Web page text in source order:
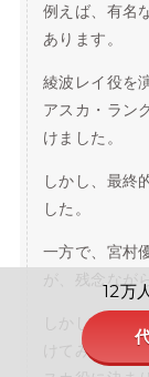
例えば、有名
あります。
綾波レイ役を
アスカ・ラン
けました。
しかし、最終
した。
一方で、宮村
が、残念なが
しかし、スタ
けてみては？
12万